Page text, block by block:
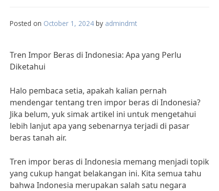
Posted on October 1, 2024 by admindmt
Tren Impor Beras di Indonesia: Apa yang Perlu
Diketahui
Halo pembaca setia, apakah kalian pernah
mendengar tentang tren impor beras di Indonesia?
Jika belum, yuk simak artikel ini untuk mengetahui
lebih lanjut apa yang sebenarnya terjadi di pasar
beras tanah air.
Tren impor beras di Indonesia memang menjadi topik
yang cukup hangat belakangan ini. Kita semua tahu
bahwa Indonesia merupakan salah satu negara